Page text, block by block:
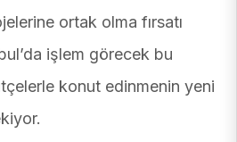
ortak olma fırsatı
işlem görecek bu
konut edinmenin yeni